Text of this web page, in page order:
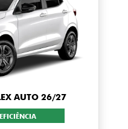
AUTO 26/27